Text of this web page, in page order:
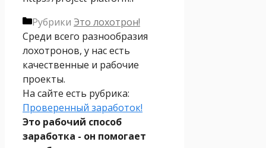
Рубрики Это лохотрон!
Среди всего разнообразия
лохотронов, у нас есть
качественные и рабочие
проекты.
На сайте есть рубрика:
Проверенный заработок!
Это рабочий способ
заработка - он помогает